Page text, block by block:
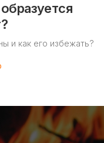
и как его избежать?